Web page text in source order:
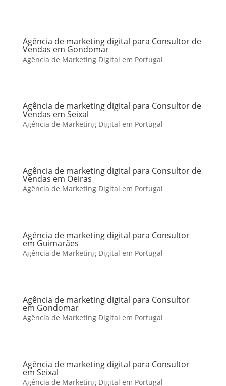
Agência de marketing digital para Consultor de
Vendas em Gondomar
Agência de Marketing Digital em Portugal
Agência de marketing digital para Consultor de
Vendas em Seixal
Agência de Marketing Digital em Portugal
Agência de marketing digital para Consultor de
Vendas em Oeiras
Agência de Marketing Digital em Portugal
Agência de marketing digital para Consultor
em Guimarães
Agência de Marketing Digital em Portugal
Agência de marketing digital para Consultor
em Gondomar
Agência de Marketing Digital em Portugal
Agência de marketing digital para Consultor
em Seixal
Agência de Marketing Digital em Portugal